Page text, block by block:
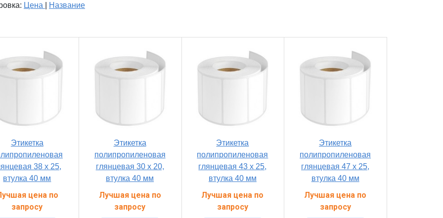
Цена Название
Этикетка
38 x 25,
втулка 40 мм
цена по
запросу
Этикетка
полипропиленовая
глянцевая 30 x 20,
втулка 40 мм
Лучшая цена по
запросу
Этикетка
полипропиленовая
глянцевая 43 x 25,
втулка 40 мм
Лучшая цена по
запросу
Этикетка
полипропиленовая
глянцевая 47 x 25,
втулка 40 мм
Лучшая цена по
запросу